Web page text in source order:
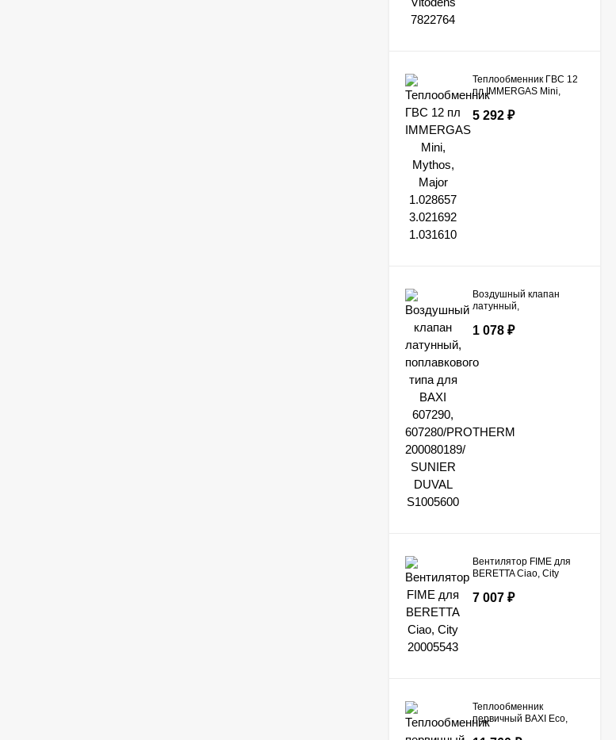
Теплообменник ГВС 12
пл IMMERGAS Mini,
3.021692 1.031610
5 292 ₽
Воздушный клапан
латунный,
BAXI 607290,
DUVAL S1005600
1 078 ₽
Вентилятор FIME для
BERETTA Ciao, City
7 007 ₽
Теплообменник
первичный BAXI Eco,